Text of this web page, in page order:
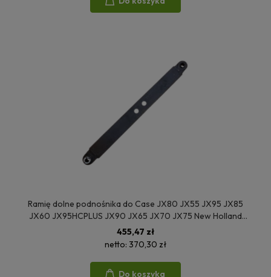
Ramię dolne podnośnika do Case JX80 JX55 JX95 JX85
JX60 JX95HCPLUS JX90 JX65 JX70 JX75 New Holland
TD75D TD80D TD90D TD95D TD5050 TD60D TD70D
5092156
455,47 zł
netto: 370,30 zł
Do koszyka